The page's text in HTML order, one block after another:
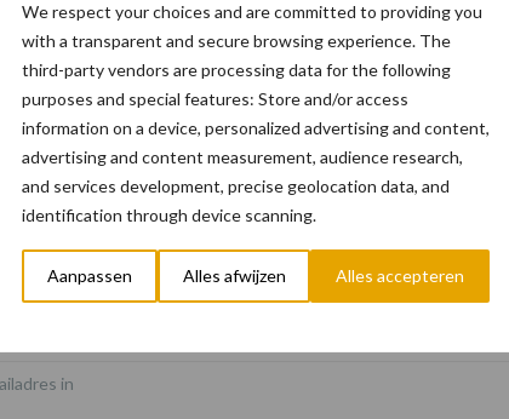
We respect your choices and are committed to providing you
with a transparent and secure browsing experience. The
third-party vendors are processing data for the following
purposes and special features: Store and/or access
information on a device, personalized advertising and content,
advertising and content measurement, audience research,
and services development, precise geolocation data, and
identification through device scanning.
Aanpassen Alles afwijzen Alles accepteren
in